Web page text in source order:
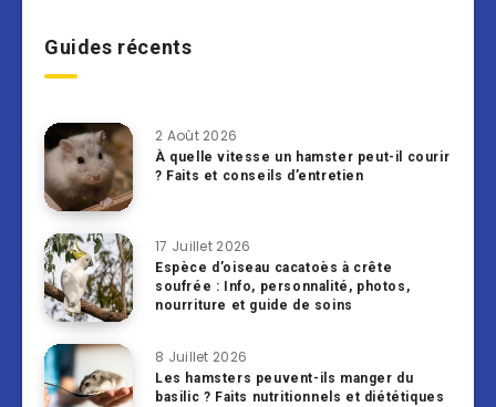
Guides récents
2 Août 2026
À quelle vitesse un hamster peut-il courir
? Faits et conseils d’entretien
17 Juillet 2026
Espèce d’oiseau cacatoès à crête
soufrée : Info, personnalité, photos,
nourriture et guide de soins
8 Juillet 2026
Les hamsters peuvent-ils manger du
basilic ? Faits nutritionnels et diététiques